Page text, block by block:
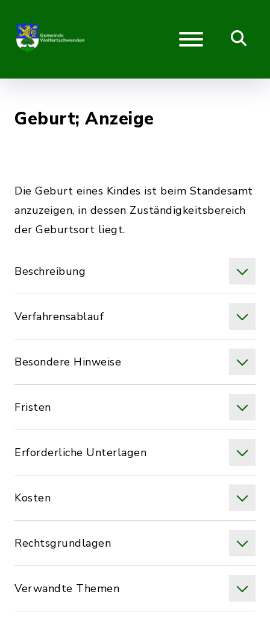
Geburt; Anzeige
Die Geburt eines Kindes ist beim Standesamt
anzuzeigen, in dessen Zuständigkeitsbereich
der Geburtsort liegt.
Beschreibung
Verfahrensablauf
Besondere Hinweise
Fristen
Erforderliche Unterlagen
Kosten
Rechtsgrundlagen
Verwandte Themen